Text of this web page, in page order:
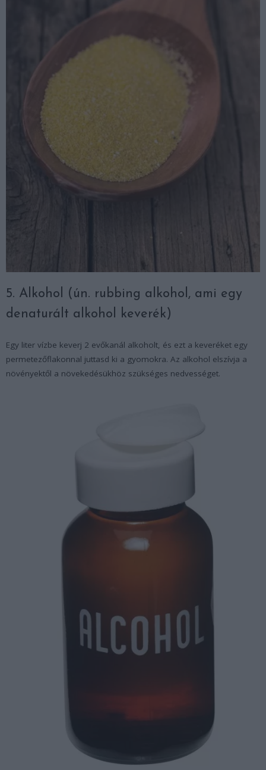
5. Alkohol (ún. rubbing alkohol, ami egy
denaturált alkohol keverék)
Egy liter vízbe keverj 2 evőkanál alkoholt, és ezt a keveréket egy
permetezőflakonnal juttasd ki a gyomokra. Az alkohol elszívja a
növényektől a növekedésükhöz szükséges nedvességet.